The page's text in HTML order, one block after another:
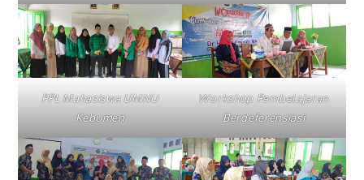
PPL Mahasiswa UMNU
Kebumen
Workshop Pembelajaran
Berdeferensiasi